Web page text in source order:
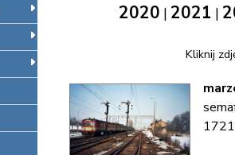
2020 | 2021 |
Kliknij